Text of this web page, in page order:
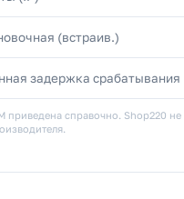
(встраив.)
задержка срабатывания
приведена справочно. Shop220 не